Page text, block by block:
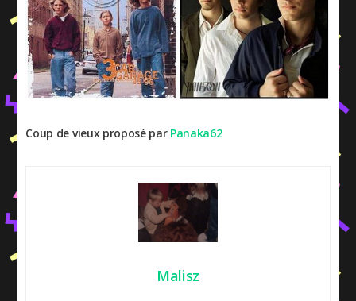
Coup de vieux proposé par Panaka62
Malisz